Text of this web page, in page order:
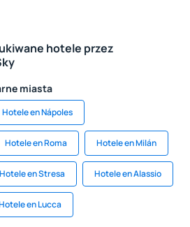
hotele przez
miasta
Hotele en Nápoles
Hotele en Roma Hotele en Milán
Hotele en Stresa Hotele en Alassio
en Lucca